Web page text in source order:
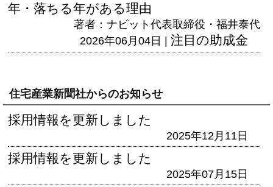
年・落ちる年がある理由
著者：ナビット代表取締役・福井泰代
2026年06月04日 | 注目の助成金
住宅産業新聞社からのお知らせ
採用情報を更新しました
2025年12月11日
採用情報を更新しました
2025年07月15日